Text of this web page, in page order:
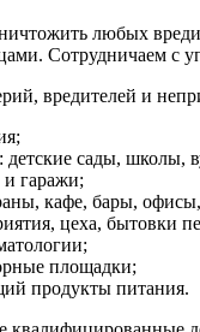
любых
Сотрудничаем
вредителей и
сады, школы,
гаражи;
кафе, бары,
цеха, бытовки
площадки;
продукты питания.